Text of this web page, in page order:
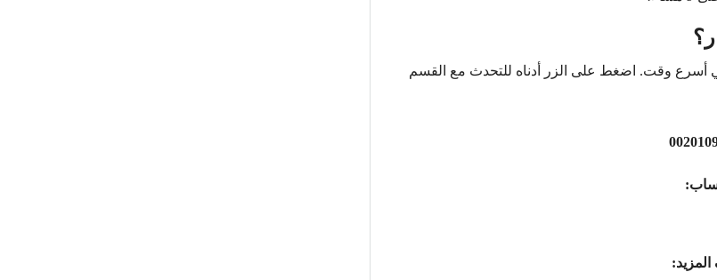
أسرع وقت. اضغط على الزر أدناه للتحدث مع القسم